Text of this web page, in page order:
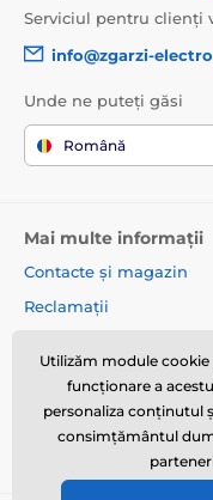
Specificațiile
expresă. Imaginile
Zgărzi de
Rezistente la
Pentru câini de
Pentru câini
Serviciul pentru clienți
info@zgarzi-
Unde ne puteți găsi
Română
Mai multe informații
Contacte și magazin
Reclamații
Termeni și condiții
Utilizăm module cookie
funcționare a
personaliza conținutul
consimțământul